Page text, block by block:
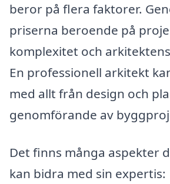
beror på flera faktorer.
priserna beroende på
komplexitet och
En professionell arkitekt
med allt från design och
genomförande av
Det finns många aspekter
kan bidra med sin expertis: